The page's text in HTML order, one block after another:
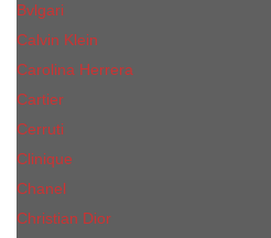
Bvlgari
Calvin Klein
Carolina Herrera
Cartier
Cerruti
Сliniquе
Chanel
Christian Dior